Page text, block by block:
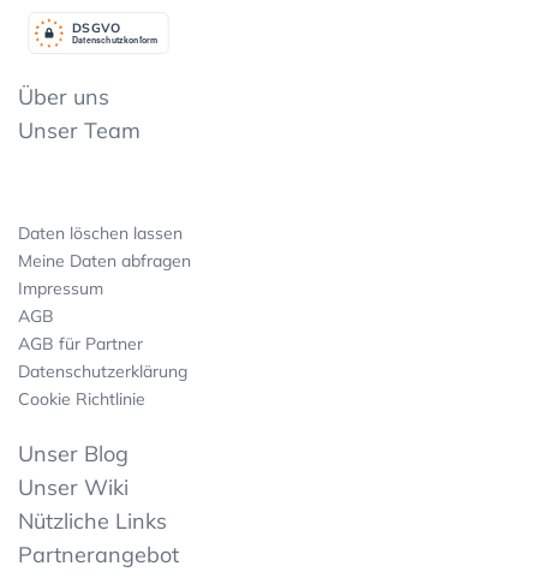
Datenschutzkonform
DSGVO
Über uns
Unser Team
Daten löschen lassen
Meine Daten abfragen
Impressum
AGB
AGB für Partner
Datenschutzerklärung
Cookie Richtlinie
Unser Blog
Unser Wiki
Nützliche Links
Partnerangebot